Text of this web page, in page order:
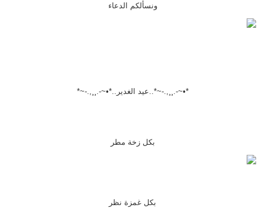
ونسألكم الدعاء
*•~-.¸¸,.-~*..عيد الغدير..*•~-.¸¸,.-~*
بكل زخة مطر
بكل غمزة نظر